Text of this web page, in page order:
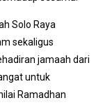
Solo Raya
sekaligus
jamaah dari
untuk
Ramadhan